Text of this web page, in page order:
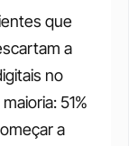
que
a
no
51%
a